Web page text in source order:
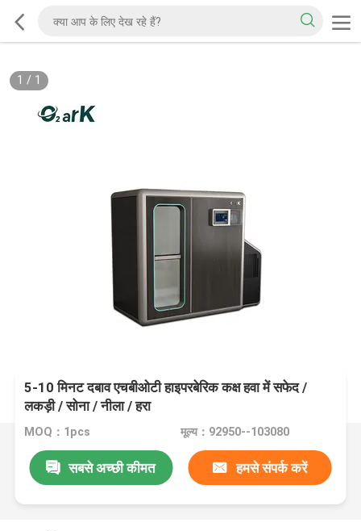
1 / 1
5-10 मिनट दबाव एचबीओटी हाइपरबेरिक कक्ष हवा में सफेद /
लकड़ी / सोना / नीला / हरा
MOQ：1pcs मूल्य：92950--103080
सबसे अच्छी कीमत हमसे संपर्क करें